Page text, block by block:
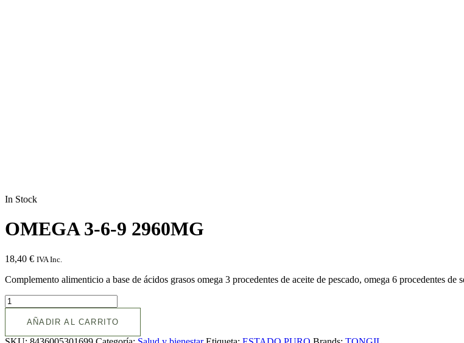
In Stock
OMEGA 3-6-9 2960MG
18,40 € IVA Inc.
Complemento alimenticio a base de ácidos grasos omega 3 procedentes de aceite de pescado, omega 6 procedentes
AÑADIR AL CARRITO